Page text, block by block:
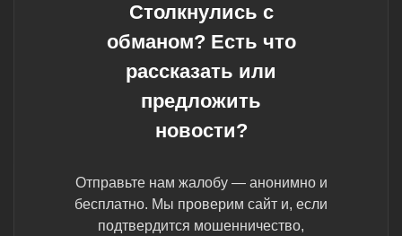
Столкнулись с
обманом? Есть что
рассказать или
предложить
новости?
Отправьте нам жалобу — анонимно и
бесплатно. Мы проверим сайт и, если
подтвердится мошенничество,